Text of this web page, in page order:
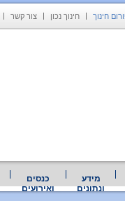
חינוך חינוך נכון צור קשר
מידע
ונתונים
כנסים
ואירועים